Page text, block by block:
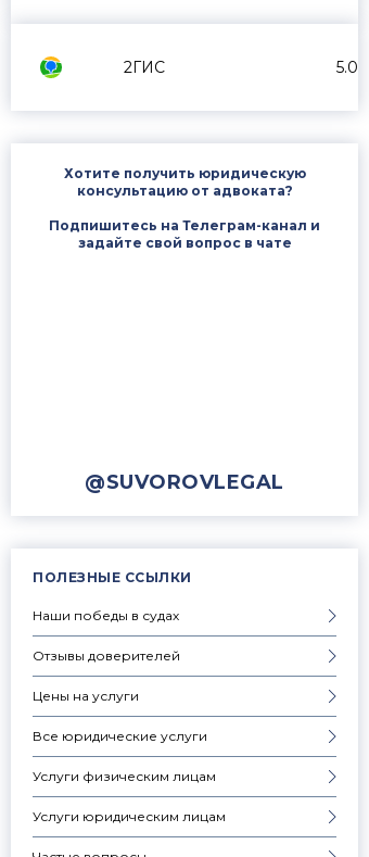
2ГИС 5.0
Хотите получить юридическую
консультацию от адвоката?
Подпишитесь на Телеграм-канал и
задайте свой вопрос в чате
@SUVOROVLEGAL
ПОЛЕЗНЫЕ ССЫЛКИ
Наши победы в судах
Отзывы доверителей
Цены на услуги
Все юридические услуги
Услуги физическим лицам
Услуги юридическим лицам